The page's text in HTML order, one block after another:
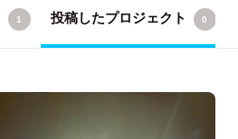
1 投稿したプロジェクト 0